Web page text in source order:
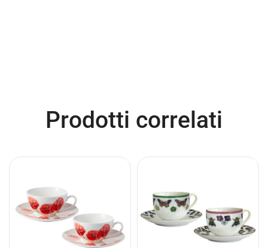
Prodotti correlati